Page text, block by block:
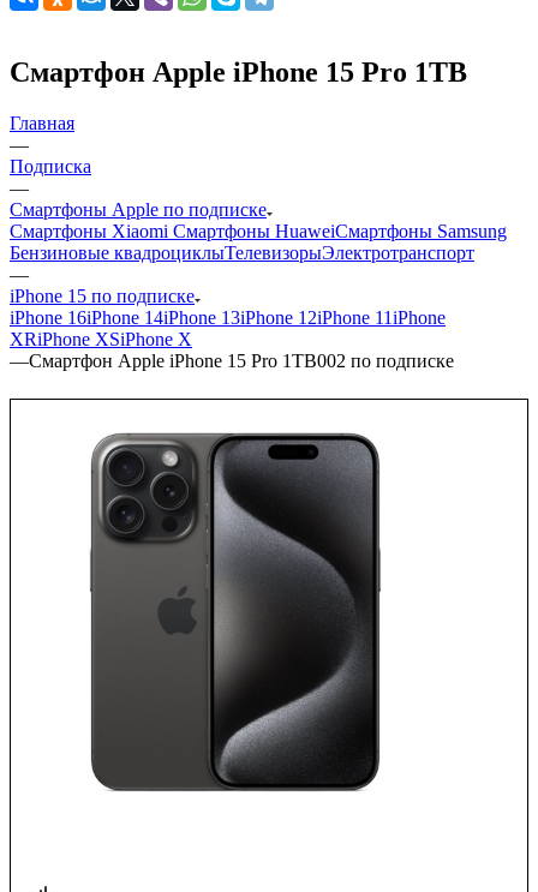
Смартфон Apple iPhone 15 Pro 1ТВ
Главная
—
Подписка
—
Смартфоны Apple по подписке
Смартфоны Xiaomi Смартфоны HuaweiСмартфоны Samsung
Бензиновые квадроциклыТелевизорыЭлектротранспорт
—
iPhone 15 по подписке
iPhone 16iPhone 14iPhone 13iPhone 12iPhone 11iPhone
XRiPhone XSiPhone X
—Смартфон Apple iPhone 15 Pro 1ТВ002 по подписке